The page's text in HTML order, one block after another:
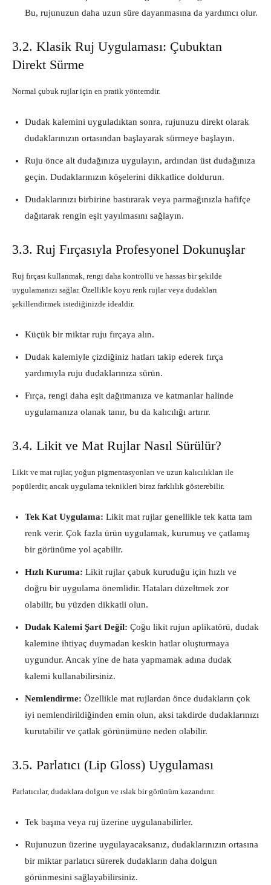
Bu, rujunuzun daha uzun süre dayanmasına da yardımcı olur.
3.2. Klasik Ruj Uygulaması: Çubuktan
Direkt Sürme
Normal çubuk rujlar için en pratik yöntemdir.
Dudak kalemini uyguladıktan sonra, rujunuzu direkt olarak
dudaklarınızın ortasından başlayarak sürmeye başlayın.
Ruju önce alt dudağınıza uygulayın, ardından üst dudağınıza
geçin. Dudaklarınızın köşelerini dikkatlice doldurun.
Dudaklarınızı birbirine bastırarak veya parmağınızla hafifçe
dağıtarak rengin eşit yayılmasını sağlayın.
3.3. Ruj Fırçasıyla Profesyonel Dokunuşlar
Ruj fırçası kullanmak, rengi daha kontrollü ve hassas bir şekilde
uygulamanızı sağlar. Özellikle koyu renk rujlar veya dudakları
şekillendirmek istediğinizde idealdir.
Küçük bir miktar ruju fırçaya alın.
Dudak kalemiyle çizdiğiniz hatları takip ederek fırça
yardımıyla ruju dudaklarınıza sürün.
Fırça, rengi daha eşit dağıtmanıza ve katmanlar halinde
uygulamanıza olanak tanır, bu da kalıcılığı artırır.
3.4. Likit ve Mat Rujlar Nasıl Sürülür?
Likit ve mat rujlar, yoğun pigmentasyonları ve uzun kalıcılıkları ile
popülerdir, ancak uygulama teknikleri biraz farklılık gösterebilir.
Tek Kat Uygulama: Likit mat rujlar genellikle tek katta tam
renk verir. Çok fazla ürün uygulamak, kurumuş ve çatlamış
bir görünüme yol açabilir.
Hızlı Kuruma: Likit rujlar çabuk kuruduğu için hızlı ve
doğru bir uygulama önemlidir. Hataları düzeltmek zor
olabilir, bu yüzden dikkatli olun.
Dudak Kalemi Şart Değil: Çoğu likit rujun aplikatörü, dudak
kalemine ihtiyaç duymadan keskin hatlar oluşturmaya
uygundur. Ancak yine de hata yapmamak adına dudak
kalemi kullanabilirsiniz.
Nemlendirme: Özellikle mat rujlardan önce dudakların çok
iyi nemlendirildiğinden emin olun, aksi takdirde dudaklarınızı
kurutabilir ve çatlak görünümüne neden olabilir.
3.5. Parlatıcı (Lip Gloss) Uygulaması
Parlatıcılar, dudaklara dolgun ve ıslak bir görünüm kazandırır.
Tek başına veya ruj üzerine uygulanabilirler.
Rujunuzun üzerine uygulayacaksanız, dudaklarınızın ortasına
bir miktar parlatıcı sürerek dudakların daha dolgun
görünmesini sağlayabilirsiniz.